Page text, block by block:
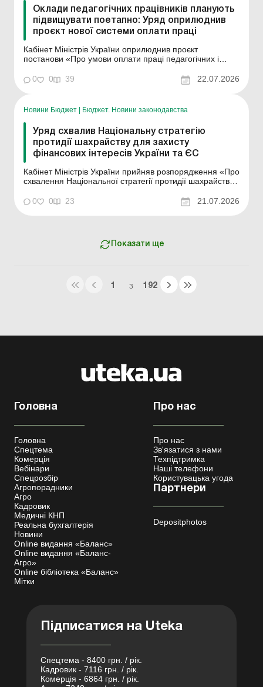
Оклади педагогічних працівників планують
підвищувати поетапно: Уряд оприлюднив
проєкт нової системи оплати праці
Кабінет Міністрів України оприлюднив проєкт
постанови «Про умови оплати праці педагогічних і
запровадити новий механізм формування посадових
окладів працівників сфери освіти. Документ розроблено
0 0 39 22.07.2026
Новини Бюджет | Бюджет. Новини законодавства
Уряд схвалив Національну стратегію
протидії шахрайству для захисту
фінансових інтересів України та ЄС
Кабінет Міністрів України прийняв розпорядження «Про
схвалення Національної стратегії протидії шахрайству
інтересів України та Європейського Союзу та плану
заходів з її реалізації на період до 2028 року».
0 0 23 21.07.2026
Показати ще
1 З 192
Головна
Головна
Спецтема
Комерція
Вебінари
Спецрозбір
Агропорадники
Агро
Кадровик
Медичні КНП
Реальна бухгалтерія
Новини
Online видання «Баланс»
Online видання «Баланс-
Агро»
Online бібліотека «Баланс»
Мітки
Про нас
Про нас
Зв'язатися з нами
Техпідтримка
Наші телефони
Користувацька угода
Партнери
Depositphotos
Підписатися на Uteka
Спецтема - 8400 грн. / рік.
Кадровик - 7116 грн. / рік.
Комерція - 6864 грн. / рік.